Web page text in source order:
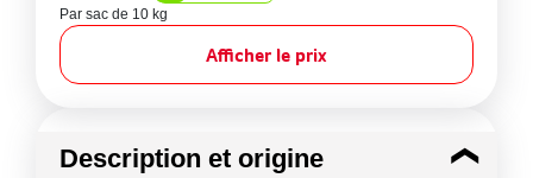
Par sac de 10 kg
Afficher le prix
Description et origine